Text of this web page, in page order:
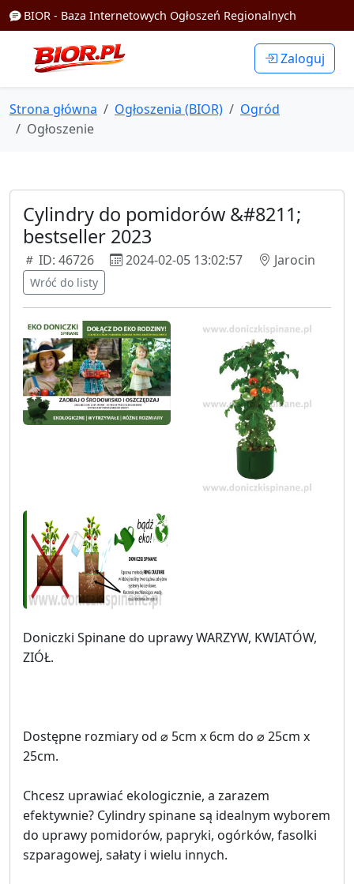
BIOR - Baza Internetowych Ogłoszeń Regionalnych
Zaloguj
Strona główna Ogłoszenia (BIOR)
Ogród
Ogłoszenie
Cylindry do pomidorów &#8211;
bestseller 2023
ID: 46726 2024-02-05 13:02:57 Jarocin
Wróć do listy
Doniczki Spinane do uprawy WARZYW, KWIATÓW,
ZIÓŁ.
Dostępne rozmiary od ⌀ 5cm x 6cm do ⌀ 25cm x
25cm.
Chcesz uprawiać ekologicznie, a zarazem
efektywnie? Cylindry spinane są idealnym wyborem
do uprawy pomidorów, papryki, ogórków, fasolki
szparagowej, sałaty i wielu innych.